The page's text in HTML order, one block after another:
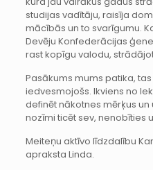
studijas vadītāju, raisīja
mācībās un to svarīgumu.
Devēju Konfederācijas
rast kopīgu valodu,
Pasākums mums patika,
iedvesmojošs. Ikviens no
definēt nākotnes mērķus
nozīmi ticēt sev, nenobīties
Meiteņu aktīvo līdzdalību
apraksta Linda.